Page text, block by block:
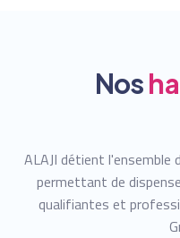
Nos
ALAJI détient
permettant de
qualifiantes et